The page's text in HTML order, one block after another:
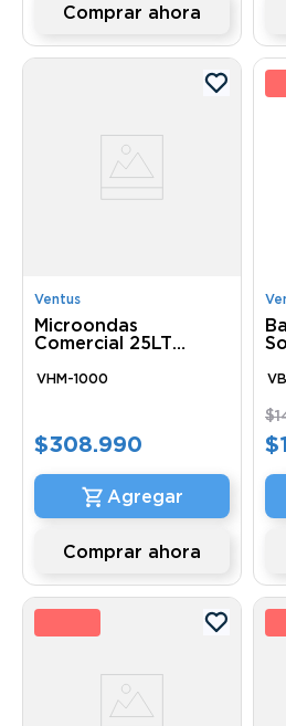
Comprar ahora
Ventus
Microondas
Comercial 25LT
VENTUS
VHM-1000
$308.990
Comprar ahora
$
$